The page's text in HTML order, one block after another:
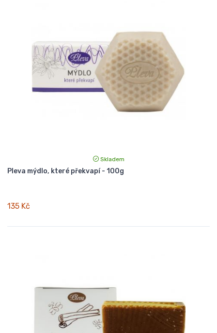
Skladem
Pleva mýdlo, které překvapí - 100g
135 Kč